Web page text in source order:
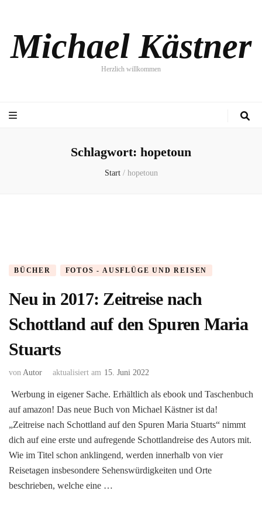
Michael Kästner
Herzlich willkommen
Schlagwort: hopetoun
Start / hopetoun
BÜCHER FOTOS - AUSFLÜGE UND REISEN
Neu in 2017: Zeitreise nach
Schottland auf den Spuren Maria
Stuarts
von Autor aktualisiert am 15. Juni 2022
Werbung in eigener Sache. Erhältlich als ebook und Taschenbuch
auf amazon! Das neue Buch von Michael Kästner ist da!
„Zeitreise nach Schottland auf den Spuren Maria Stuarts“ nimmt
dich auf eine erste und aufregende Schottlandreise des Autors mit.
Wie im Titel schon anklingend, werden innerhalb von vier
Reisetagen insbesondere Sehenswürdigkeiten und Orte
beschrieben, welche eine …